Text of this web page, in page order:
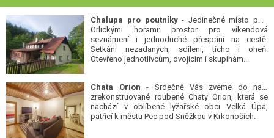
Chalupa pro poutníky- Jedinečné místo pod
Orlickými horami: prostor pro víkendová
seznámení i jednoduché přespání na cestě.
Setkání nezadaných, sdílení, ticho i oheň.
Otevřeno jednotlivcům, dvojicím i skupinám...
Chata Orion - Srdečně Vás zveme do naší
zrekonstruované roubené Chaty Orion, která se
nachází v oblíbené lyžařské obci Velká Úpa,
patřící k městu Pec pod Sněžkou v Krkonoších.